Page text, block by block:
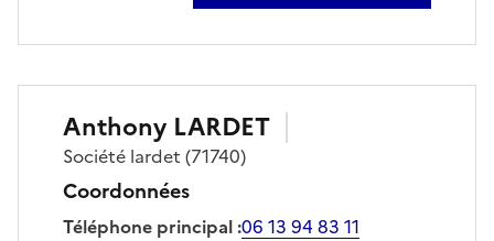
Anthony LARDET
Société lardet (71740)
Coordonnées
Téléphone principal:06 13 94 83 11